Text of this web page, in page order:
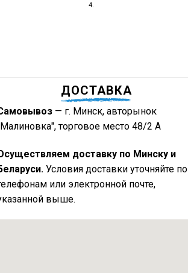
4.
ДОСТАВКА
— г. Минск, авторынок
торговое место 48/2 А
доставку по Минску и
Условия доставки уточняйте по
или электронной почте,
выше.